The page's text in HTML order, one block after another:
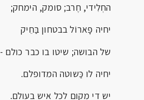
החְלִידי, חֶרב; סומק, הימחק;
יחיה פָּארוֹל בבטחון בַּחֵיק
של הבושה; שיטו בו כבר כולם -
יחיה לו כַּשוטה המדופלם.
יש די מקום לכל איש בעולם.